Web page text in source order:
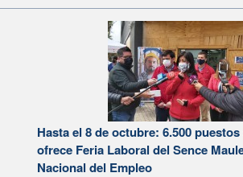
Hasta el 8 de octubre: 6.500
ofrece Feria Laboral del Sence
Nacional del Empleo